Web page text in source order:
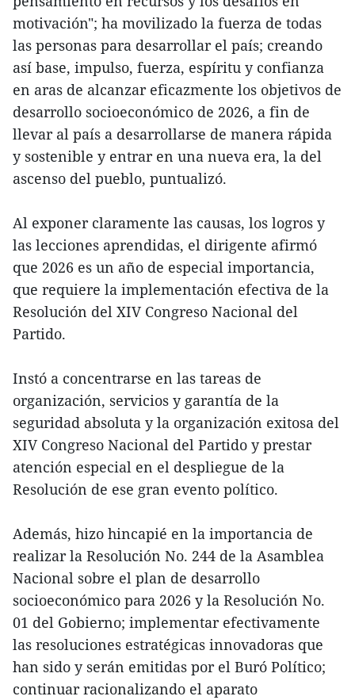
motivación"; ha movilizado la fuerza de todas
las personas para desarrollar el país; creando
así base, impulso, fuerza, espíritu y confianza
en aras de alcanzar eficazmente los objetivos de
desarrollo socioeconómico de 2026, a fin de
llevar al país a desarrollarse de manera rápida
y sostenible y entrar en una nueva era, la del
ascenso del pueblo, puntualizó.
Al exponer claramente las causas, los logros y
las lecciones aprendidas, el dirigente afirmó
que 2026 es un año de especial importancia,
que requiere la implementación efectiva de la
Resolución del XIV Congreso Nacional del
Partido.
Instó a concentrarse en las tareas de
organización, servicios y garantía de la
seguridad absoluta y la organización exitosa del
XIV Congreso Nacional del Partido y prestar
atención especial en el despliegue de la
Resolución de ese gran evento político.
Además, hizo hincapié en la importancia de
realizar la Resolución No. 244 de la Asamblea
Nacional sobre el plan de desarrollo
socioeconómico para 2026 y la Resolución No.
01 del Gobierno; implementar efectivamente
las resoluciones estratégicas innovadoras que
han sido y serán emitidas por el Buró Político;
continuar racionalizando el aparato